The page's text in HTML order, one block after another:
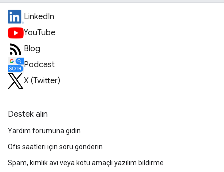
LinkedIn
YouTube
Blog
Podcast
X (Twitter)
Destek alın
Yardım forumuna gidin
Ofis saatleri için soru gönderin
Spam, kimlik avı veya kötü amaçlı yazılım bildirme